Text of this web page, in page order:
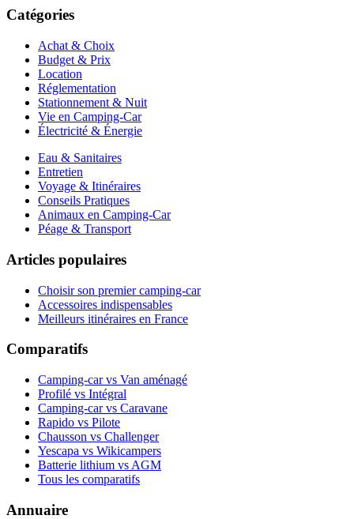
Catégories
Achat & Choix
Budget & Prix
Location
Réglementation
Stationnement & Nuit
Vie en Camping-Car
Électricité & Énergie
Eau & Sanitaires
Entretien
Voyage & Itinéraires
Conseils Pratiques
Animaux en Camping-Car
Péage & Transport
Articles populaires
Choisir son premier camping-car
Accessoires indispensables
Meilleurs itinéraires en France
Comparatifs
Camping-car vs Van aménagé
Profilé vs Intégral
Camping-car vs Caravane
Rapido vs Pilote
Chausson vs Challenger
Yescapa vs Wikicampers
Batterie lithium vs AGM
Tous les comparatifs
Annuaire